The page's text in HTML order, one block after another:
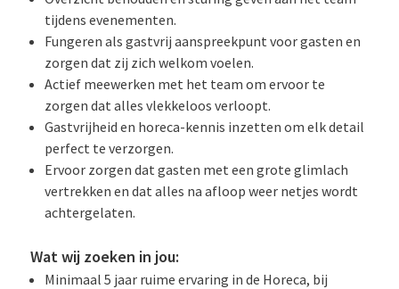
tijdens evenementen.
Fungeren als gastvrij aanspreekpunt voor gasten en
zorgen dat zij zich welkom voelen.
Actief meewerken met het team om ervoor te
zorgen dat alles vlekkeloos verloopt.
Gastvrijheid en horeca-kennis inzetten om elk detail
perfect te verzorgen.
Ervoor zorgen dat gasten met een grote glimlach
vertrekken en dat alles na afloop weer netjes wordt
achtergelaten.
Wat wij zoeken in jou:
Minimaal 5 jaar ruime ervaring in de Horeca, bij